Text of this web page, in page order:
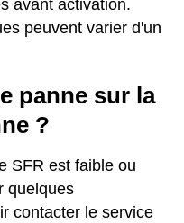
avant activation.
peuvent varier d'un
panne sur la
?
SFR est faible ou
quelques
contacter le service